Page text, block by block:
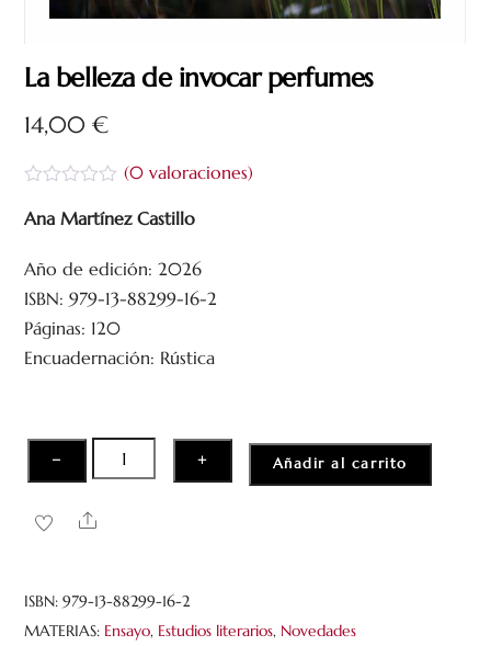
La belleza de invocar perfumes
14,00€
a
r
d
o
c
o
5
(0valoraciones)
Ana Martínez Castillo
Año de edición: 2026
ISBN: 979-13-88299-16-2
Páginas: 120
Encuadernación: Rústica
−
belleza
de
cantidad
+ Añadir al carrito
Share
ISBN:979-13-88299-16-2
MATERIAS: Ensayo, Estudios literarios, Novedades